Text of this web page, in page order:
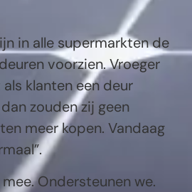
in alle supermarkten de
voorzien. Vroeger
klanten een deur
zouden zij geen
meer kopen. Vandaag
Ondersteunen we.